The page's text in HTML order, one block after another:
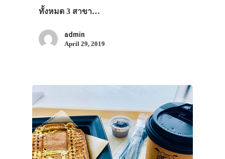
ทั้งหมด 3 สาขา…
admin
April 29, 2019